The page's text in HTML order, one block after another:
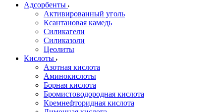
Адсорбенты
Активированный уголь
Ксантановая камедь
Силикагели
Силиказоли
Цеолиты
Кислоты
Азотная кислота
Аминокислоты
Борная кислота
Бромистоводородная кислота
Кремнефторидная кислота